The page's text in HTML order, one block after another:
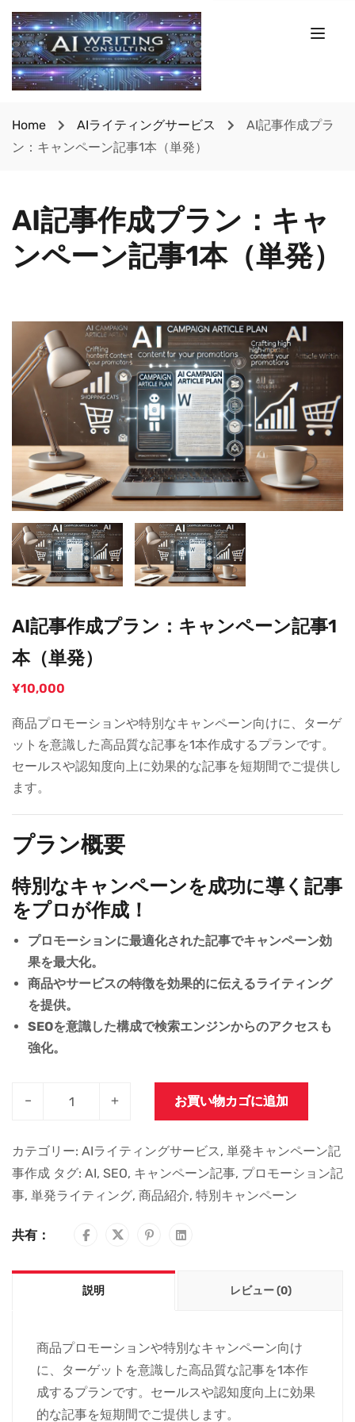
Home AIライティングサービス
AI記事作成プラ
ン：キャンペーン記事1本（単発）
AI記事作成プラン：キャ
ンペーン記事1本（単発）
AI記事作成プラン：キャンペーン記事1
本（単発）
¥10,000
商品プロモーションや特別なキャンペーン向けに、ターゲ
ットを意識した高品質な記事を1本作成するプランです。
セールスや認知度向上に効果的な記事を短期間でご提供し
ます。
プラン概要
特別なキャンペーンを成功に導く記事
をプロが作成！
プロモーションに最適化された記事でキャンペーン効
果を最大化。
商品やサービスの特徴を効果的に伝えるライティング
を提供。
SEOを意識した構成で検索エンジンからのアクセスも
強化。
– + お買い物カゴに追加
カテゴリー: AIライティングサービス, 単発キャンペーン記
事作成 タグ: AI, SEO, キャンペーン記事, プロモーション記
事, 単発ライティング, 商品紹介, 特別キャンペーン
共有：
説明 レビュー (0)
商品プロモーションや特別なキャンペーン向け
に、ターゲットを意識した高品質な記事を1本作
成するプランです。セールスや認知度向上に効果
的な記事を短期間でご提供します。